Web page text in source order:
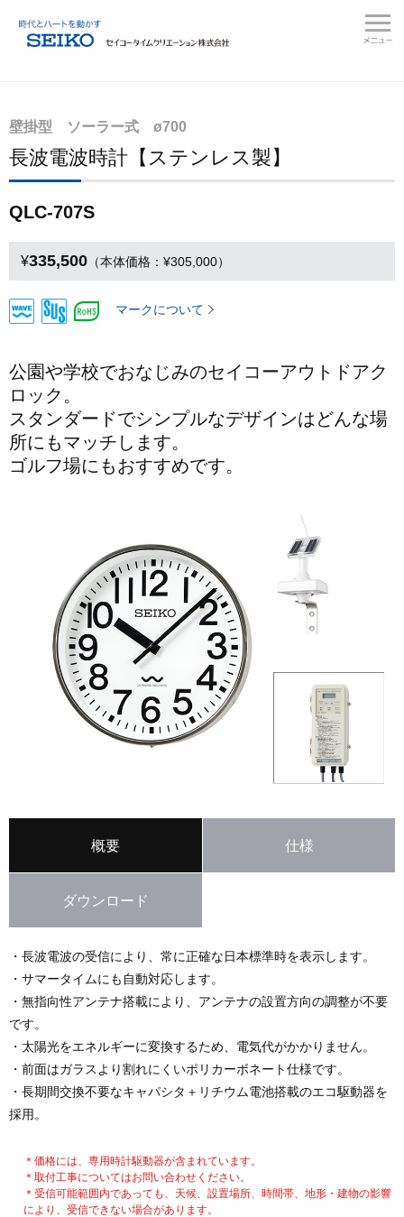
壁掛型 ソーラー式 ø700
長波電波時計【ステンレス製】
QLC-707S
¥335,500 （本体価格：¥305,000）
マークについて
公園や学校でおなじみのセイコーアウトドアク
ロック。
スタンダードでシンプルなデザインはどんな場
所にもマッチします。
ゴルフ場にもおすすめです。
概要 仕様
ダウンロード
・長波電波の受信により、常に正確な日本標準時を表示します。
・サマータイムにも自動対応します。
・無指向性アンテナ搭載により、アンテナの設置方向の調整が不要
です。
・太陽光をエネルギーに変換するため、電気代がかかりません。
・前面はガラスより割れにくいポリカーボネート仕様です。
・長期間交換不要なキャパシタ＋リチウム電池搭載のエコ駆動器を
採用。
＊価格には、専用時計駆動器が含まれています。
＊取付工事についてはお問い合わせください。
＊受信可能範囲内であっても、天候、設置場所、時間帯、地形・建物の影響
により、受信できない場合があります。